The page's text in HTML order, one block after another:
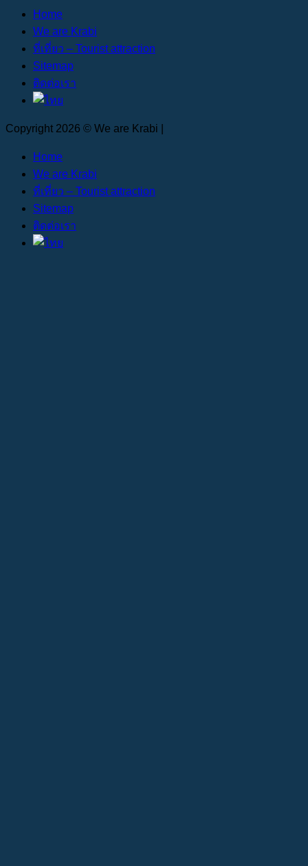
Home
We are Krabi
ที่เที่ยว – Tourist attraction
Sitemap
ติดต่อเรา
Copyright 2026 © We are Krabi |
Home
We are Krabi
ที่เที่ยว – Tourist attraction
Sitemap
ติดต่อเรา